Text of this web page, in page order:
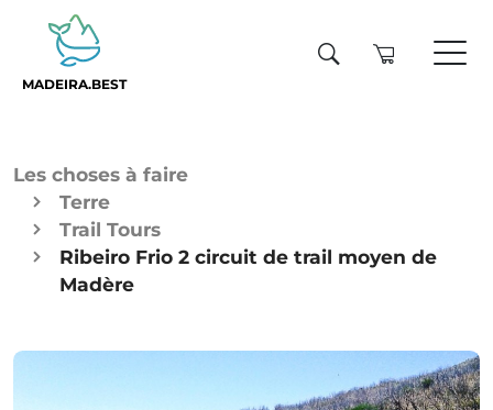
MADEIRA.BEST
Les choses à faire
Terre
Trail Tours
Ribeiro Frio 2 circuit de trail moyen de
Madère